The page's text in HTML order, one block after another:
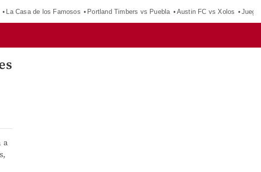
La Casa de los Famosos Portland Timbers vs Puebla Austin FC vs Xolos
a